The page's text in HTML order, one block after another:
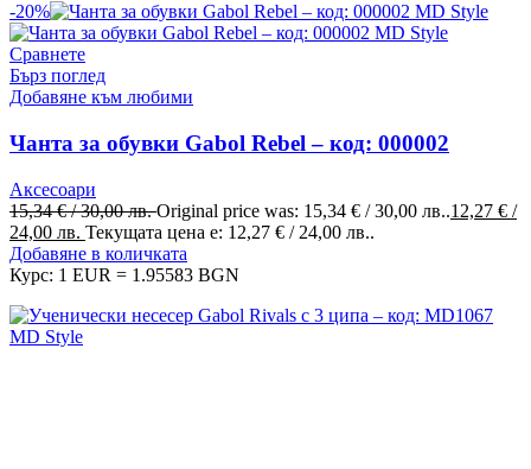
-20%
Сравнете
Бърз поглед
Добавяне към любими
Чанта за обувки Gabol Rebel – код: 000002
Аксесоари
15,34€/ 30,00 лв.Original price was: 15,34 € / 30,00 лв..12,27 € /
24,00 лв. Текущата цена е: 12,27 € / 24,00 лв..
Добавяне в количката
Курс: 1 EUR = 1.95583 BGN